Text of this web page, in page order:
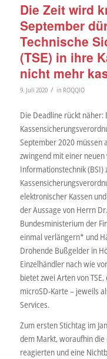
Die Zeit wird
September
Technische
(TSE) in ihre
nicht mehr
9. Juli 2020 / in ROQQIO
Die Deadline rückt näher:
September 2020 müssen
zwingend mit einer
Informationstechnik (BSI)
elektronischer Kassen
der Aussage von Herrn
Bundesministerium der
einmal verlängern* und
Drohende Bußgelder in
Einzelhändler nach wie
bietet zwei Arten von
microSD-Karte – jeweils
Services.
Zum ersten Stichtag im
dem Markt, woraufhin
reagierten und eine